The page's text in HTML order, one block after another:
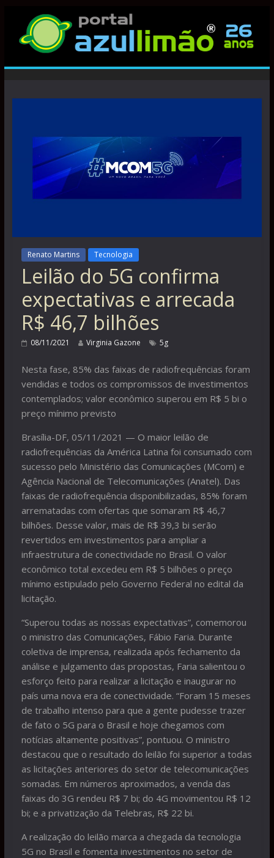
Renato Martins Tecnologia
Leilão do 5G confirma
expectativas e arrecada
R$ 46,7 bilhões
08/11/2021 Virginia Gazone 5g
Nesta fase, 85% das faixas de radiofrequências foram
vendidas e todos os compromissos de investimentos
contemplados; valor econômico superou em R$ 5 bi o
preço mínimo previsto
Brasília-DF, 05/11/2021 — O maior leilão de
radiofrequências da América Latina foi consumado com
sucesso pelo Ministério das Comunicações (MCom) e
Agência Nacional de Telecomunicações (Anatel). Das
faixas de radiofrequência disponibilizadas, 85% foram
arrematadas com ofertas que somaram R$ 46,7
bilhões. Desse valor, mais de R$ 39,3 bi serão
revertidos em investimentos para ampliar a
infraestrutura de conectividade no Brasil. O valor
econômico total excedeu em R$ 5 bilhões o preço
mínimo estipulado pelo Governo Federal no edital da
licitação.
“Superou todas as nossas expectativas”, comemorou
o ministro das Comunicações, Fábio Faria. Durante
coletiva de imprensa, realizada após fechamento da
análise e julgamento das propostas, Faria salientou o
esforço feito para realizar a licitação e inaugurar no
país uma nova era de conectividade. “Foram 15 meses
de trabalho intenso para que a gente pudesse trazer
de fato o 5G para o Brasil e hoje chegamos com
notícias altamente positivas”, pontuou. O ministro
destacou que o resultado do leilão foi superior a todas
as licitações anteriores do setor de telecomunicações
somadas. Em números aproximados, a venda das
faixas do 3G rendeu R$ 7 bi; do 4G movimentou R$ 12
bi; e a privatização da Telebras, R$ 22 bi.
A realização do leilão marca a chegada da tecnologia
5G no Brasil e fomenta investimentos no setor de